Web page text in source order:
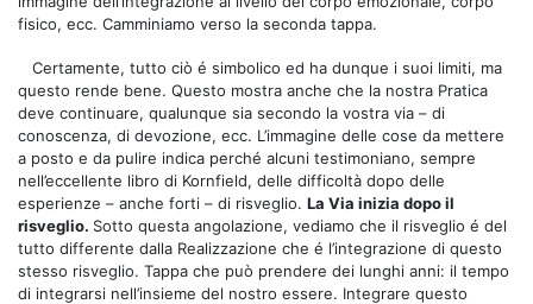
fisico, ecc. Camminiamo verso la seconda tappa.
Certamente, tutto ciò é simbolico ed ha dunque i suoi limiti, ma
questo rende bene. Questo mostra anche che la nostra Pratica
deve continuare, qualunque sia secondo la vostra via – di
conoscenza, di devozione, ecc. L’immagine delle cose da mettere
a posto e da pulire indica perché alcuni testimoniano, sempre
nell’eccellente libro di Kornfield, delle difficoltà dopo delle
esperienze – anche forti – di risveglio. La Via inizia dopo il
risveglio. Sotto questa angolazione, vediamo che il risveglio é del
tutto differente dalla Realizzazione che é l’integrazione di questo
stesso risveglio. Tappa che può prendere dei lunghi anni: il tempo
di integrarsi nell’insieme del nostro essere. Integrare questo